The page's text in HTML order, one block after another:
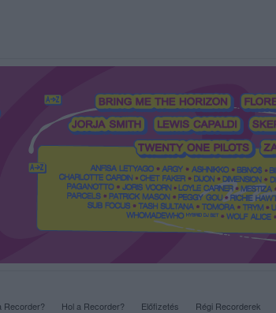
Recorder? Hol a Recorder? Előfizetés Régi Recorderek